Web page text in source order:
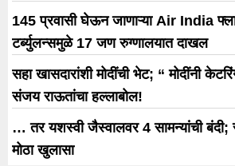
145 प्रवासी घेऊन जाणाऱ्या Air India
टर्ब्युलन्समुळे 17 जण रुग्णालयात दाखल
सहा खासदारांशी मोदींची भेट; “ मोदींनी
संजय राऊतांचा हल्लाबोल!
… तर यशस्वी जैस्वालवर 4 सामन्यांची बंदी;
मोठा खुलासा